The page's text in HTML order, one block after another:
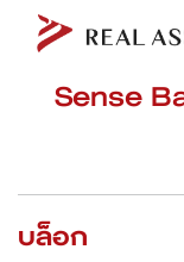
Sense
บล็อก